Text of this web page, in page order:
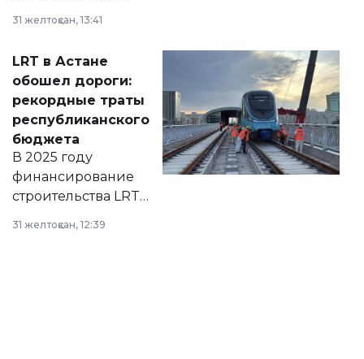
2028 годы.
документ
появился в базе
нормативных
правовых актов и
на сайте маслихат
города.
31 желтоқсан, 13:41
LRT в Астане
обошел дороги:
рекордные траты
республиканского
бюджета
В 2025 году
финансирование
строительства LRT
республиканского
31 желтоқсан, 12:39